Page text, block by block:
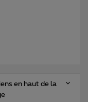
en haut de la